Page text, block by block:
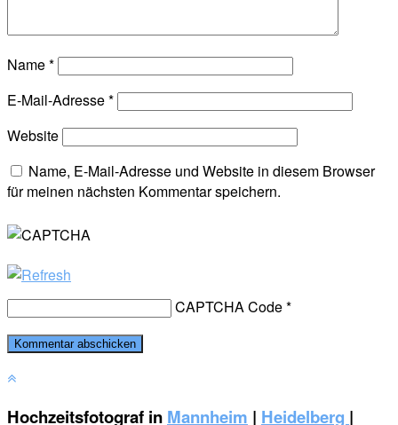
Name*
E-Mail-Adresse*
Website
Name, E-Mail-Adresse und Website in diesem Browser
für meinen nächsten Kommentar speichern.
CAPTCHA Code*
Hochzeitsfotograf in Mannheim | Heidelberg |